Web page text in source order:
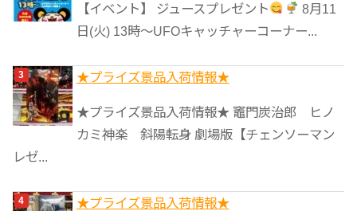
【イベント】 ジュースプレゼント
8月11
日(火) 13時〜UFOキャッチャーコーナー...
★プライズ景品入荷情報★
★プライズ景品入荷情報★ 竈門炭治郎 ヒノ
カミ神楽 斜陽転身 劇場版【チェンソーマン
レゼ...
★プライズ景品入荷情報★